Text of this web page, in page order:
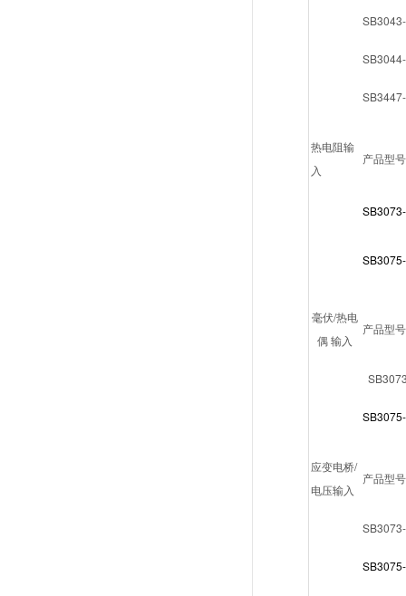
热电阻输
入
产品型号
毫伏/热电
偶 输入
产品型号
应变电桥/
电压输入
产品型号